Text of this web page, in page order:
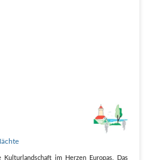
im Herzen Europas. Das